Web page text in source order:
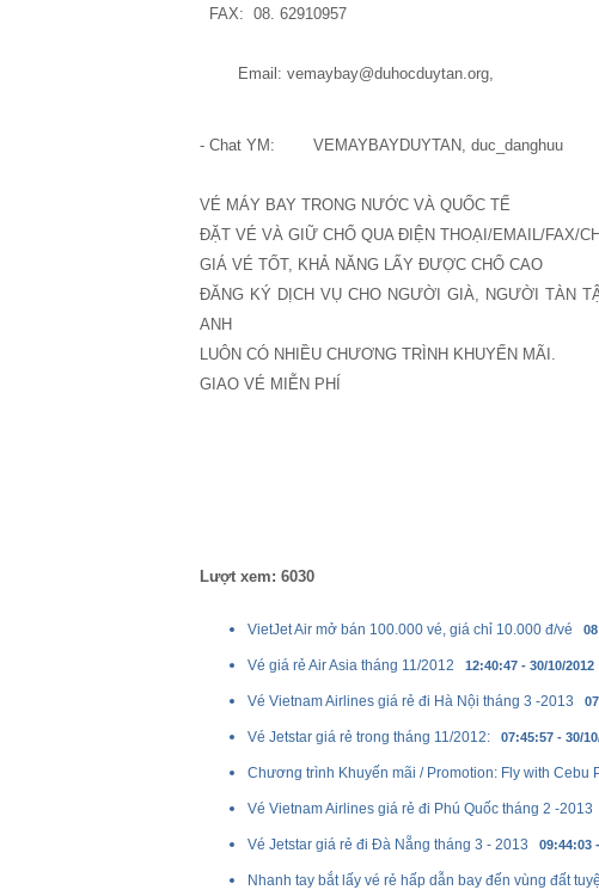
FAX: 08. 62910957
Email: vemaybay@duhocduytan.org,
- Chat YM: VEMAYBAYDUYTAN, duc_danghuu
VÉ MÁY BAY TRONG NƯỚC VÀ QUỐC TẾ
ÐẶT VÉ VÀ GIỮ CHỔ QUA ÐIỆN THOẠI/EMAIL/FAX/
GIÁ VÉ TỐT, KHẢ NĂNG LẤY ÐƯỢC CHỔ CAO
ÐĂNG KÝ DỊCH VỤ CHO NGƯỜI GIÀ, NGƯỜI TÀN
ANH
LUÔN CÓ NHIỀU CHƯƠNG TRÌNH KHUYẾN MÃI.
GIAO VÉ MIỄN PHÍ
Lượt xem: 6030
VietJet Air mở bán 100.000 vé, giá chỉ 10.000 đ/vé
Vé giá rẻ Air Asia tháng 11/2012 12:40:47 - 30/10/2012
Vé Vietnam Airlines giá rẻ đi Hà Nội tháng 3 -2013
Vé Jetstar giá rẻ trong tháng 11/2012: 07:45:57 - 30/
Chương trình Khuyến mãi / Promotion: Fly with Cebu
Vé Vietnam Airlines giá rẻ đi Phú Quốc tháng 2 -2013
Vé Jetstar giá rẻ đi Đà Nẵng tháng 3 - 2013 09:44:03
Nhanh tay bắt lấy vé rẻ hấp dẫn bay đến vùng đất